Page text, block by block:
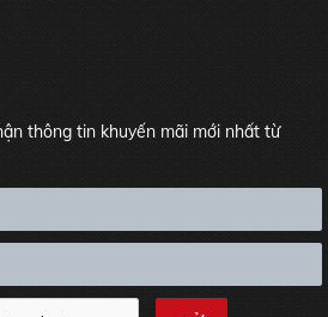
thông tin khuyến mãi mới nhất từ